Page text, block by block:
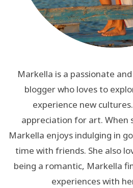
Markella is a passionate
blogger who loves to
experience new
appreciation for art. When
Markella enjoys indulging in
time with friends. She also
being a romantic, Markella
experiences with